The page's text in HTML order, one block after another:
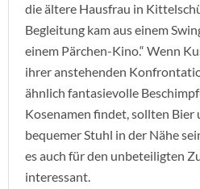
die ältere Hausfrau in
Begleitung kam aus einem
einem Pärchen-Kino.“ Wenn
ihrer anstehenden
ähnlich fantasievolle
Kosenamen findet, sollten Bier
bequemer Stuhl in der Nähe
es auch für den unbeteiligten
interessant.